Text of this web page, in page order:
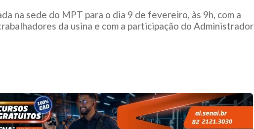
na sede do MPT para o dia 9 de fevereiro, às 9h, com a
da usina e com a participação do Administrador